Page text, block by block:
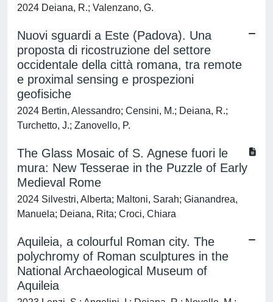
2024 Deiana, R.; Valenzano, G.
Nuovi sguardi a Este (Padova). Una
proposta di ricostruzione del settore
occidentale della città romana, tra remote
e proximal sensing e prospezioni
geofisiche
2024 Bertin, Alessandro; Censini, M.; Deiana, R.;
Turchetto, J.; Zanovello, P.
The Glass Mosaic of S. Agnese fuori le
mura: New Tesserae in the Puzzle of Early
Medieval Rome
2024 Silvestri, Alberta; Maltoni, Sarah; Gianandrea,
Manuela; Deiana, Rita; Croci, Chiara
Aquileia, a colourful Roman city. The
polychromy of Roman sculptures in the
National Archaeological Museum of
Aquileia